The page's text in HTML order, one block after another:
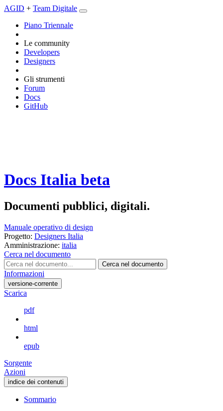
AGID + Team Digitale
Piano Triennale
Le community
Developers
Designers
Gli strumenti
Forum
Docs
GitHub
Docs Italia beta
Documenti pubblici, digitali.
Manuale operativo di design
Progetto: Designers Italia
Amministrazione: italia
Cerca nel documento
Cerca nel documento
Informazioni
versione-corrente
Scarica
pdf
html
epub
Sorgente
Azioni
indice dei contenuti
Sommario